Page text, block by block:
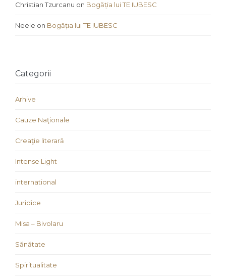
Christian Tzurcanu on Bogăția lui TE IUBESC
Neele on Bogăția lui TE IUBESC
Categorii
Arhive
Cauze Naţionale
Creaţie literară
Intense Light
international
Juridice
Misa – Bivolaru
Sănătate
Spiritualitate